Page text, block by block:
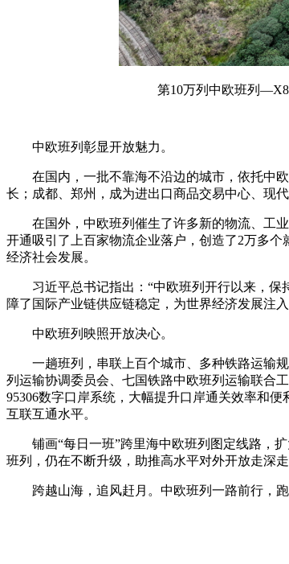
第10万列中欧班列
中欧班列彰显开放魅力。
在国内，一批不靠海不沿边的城市，依托中
长；成都、郑州，成为进出口商品交易中心、现代
在国外，中欧班列催生了许多新的物流、工
开通吸引了上百家物流企业落户，创造了2万多
经济社会发展。
习近平总书记指出：“中欧班列开行以来，
障了国际产业链供应链稳定，为世界经济发展注
中欧班列映照开放决心。
一趟班列，串联上百个城市、多种铁路运输
列运输协调委员会、七国铁路中欧班列运输联合
95306数字口岸系统，大幅提升口岸通关效率和
互联互通水平。
铺画“每日一班”跨里海中欧班列图定线路，
班列，仍在不断升级，助推高水平对外开放走深走
跨越山海，追风赶月。中欧班列一路前行，跑